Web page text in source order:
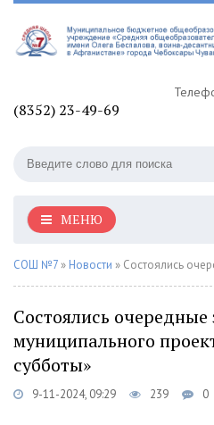
(8352) 23-49-69
МЕНЮ
СОШ №7 » Новости » Состоялись очередные
Состоялись очередные
муниципального
субботы»
9-11-2024, 09:29 239 0